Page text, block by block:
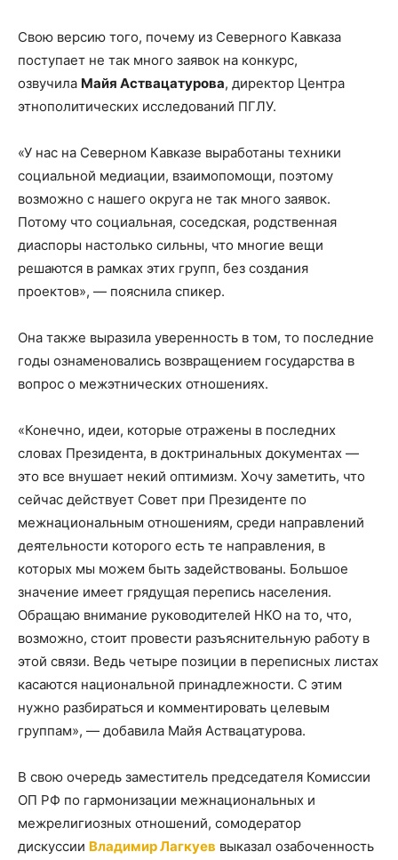
Свою версию того, почему из Северного Кавказа
поступает не так много заявок на конкурс,
озвучила Майя Аствацатурова, директор Центра
этнополитических исследований ПГЛУ.
«У нас на Северном Кавказе выработаны техники
социальной медиации, взаимопомощи, поэтому
возможно с нашего округа не так много заявок.
Потому что социальная, соседская, родственная
диаспоры настолько сильны, что многие вещи
решаются в рамках этих групп, без создания
проектов», — пояснила спикер.
Она также выразила уверенность в том, то последние
годы ознаменовались возвращением государства в
вопрос о межэтнических отношениях.
«Конечно, идеи, которые отражены в последних
словах Президента, в доктринальных документах —
это все внушает некий оптимизм. Хочу заметить, что
сейчас действует Совет при Президенте по
межнациональным отношениям, среди направлений
деятельности которого есть те направления, в
которых мы можем быть задействованы. Большое
значение имеет грядущая перепись населения.
Обращаю внимание руководителей НКО на то, что,
возможно, стоит провести разъяснительную работу в
этой связи. Ведь четыре позиции в переписных листах
касаются национальной принадлежности. С этим
нужно разбираться и комментировать целевым
группам», — добавила Майя Аствацатурова.
В свою очередь заместитель председателя Комиссии
ОП РФ по гармонизации межнациональных и
межрелигиозных отношений, сомодератор
дискуссии Владимир Лагкуев выказал озабоченность